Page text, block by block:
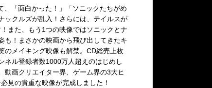
、「面白かった！」「ソニックたちがめ
クルズが乱入！さらには、テイルスが
また、もう1つの映像ではソニックとナ
も！まさかの映画から飛び出してきたキ
のメイキング映像も解禁。CD総売上枚
ネル登録者数1000万人超えのはじめし
動画クリエイター界、ゲーム界の3大ヒ
見の貴重な映像が完成しました！